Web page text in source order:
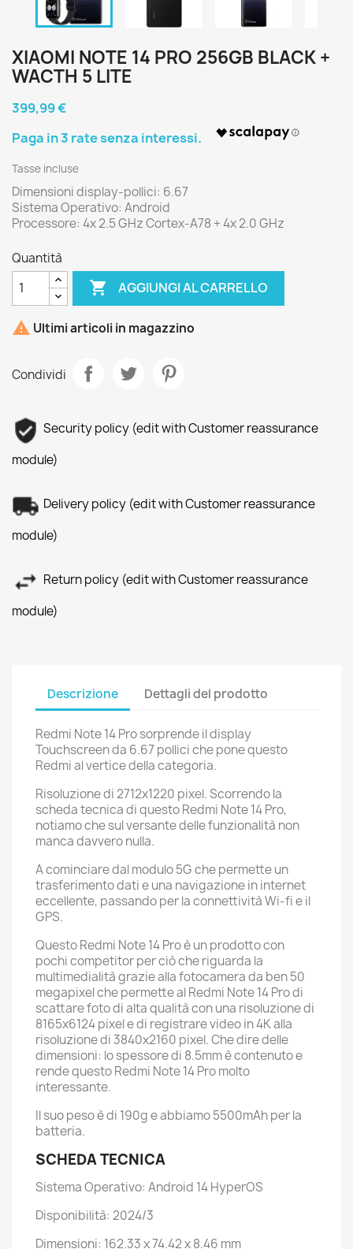
XIAOMI NOTE 14 PRO 256GB BLACK +
WACTH 5 LITE
399,99 €
Tasse incluse
Dimensioni display-pollici: 6.67
Sistema Operativo: Android
Processore: 4x 2.5 GHz Cortex-A78 + 4x 2.0 GHz
Quantità
 AGGIUNGI AL CARRELLO
 Ultimi articoli in magazzino
Condividi
Security policy (edit with Customer reassurance
module)
Delivery policy (edit with Customer reassurance
module)
Return policy (edit with Customer reassurance
module)
Descrizione Dettagli del prodotto
Redmi Note 14 Pro sorprende il display
Touchscreen da 6.67 pollici che pone questo
Redmi al vertice della categoria.
Risoluzione di 2712x1220 pixel. Scorrendo la
scheda tecnica di questo Redmi Note 14 Pro,
notiamo che sul versante delle funzionalità non
manca davvero nulla.
A cominciare dal modulo 5G che permette un
trasferimento dati e una navigazione in internet
eccellente, passando per la connettività Wi-fi e il
GPS.
Questo Redmi Note 14 Pro è un prodotto con
pochi competitor per ciò che riguarda la
multimedialità grazie alla fotocamera da ben 50
megapixel che permette al Redmi Note 14 Pro di
scattare foto di alta qualità con una risoluzione di
8165x6124 pixel e di registrare video in 4K alla
risoluzione di 3840x2160 pixel. Che dire delle
dimensioni: lo spessore di 8.5mm è contenuto e
rende questo Redmi Note 14 Pro molto
interessante.
Il suo peso è di 190g e abbiamo 5500mAh per la
batteria.
SCHEDA TECNICA
Sistema Operativo: Android 14 HyperOS
Disponibilità: 2024/3
Dimensioni: 162.33 x 74.42 x 8.46 mm